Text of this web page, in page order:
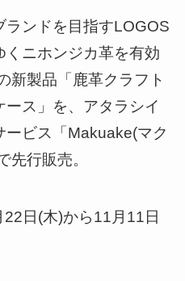
ランドを目指すLOGOS
くニホンジカ革を有効
新製品「鹿革クラフト
ス」を、アタラシイ
ービス「Makuake(マク
先行販売。
22日(木)から11月11日